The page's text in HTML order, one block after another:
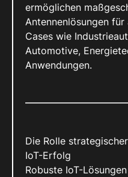
ermöglichen
Antennenlösungen
Cases wie
Automotive,
Anwendungen.
Die Rolle
IoT-Erfolg
Robuste IoT-